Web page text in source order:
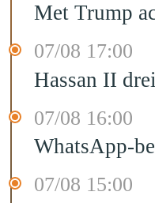
Met Trump
07/08 17:00
Hassan II
07/08 16:00
WhatsApp-
07/08 15:00